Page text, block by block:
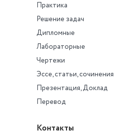
Практика
Решение задач
Дипломные
Лабораторные
Чертежи
Эссе, статьи, сочинения
Презентация, Доклад
Перевод
Контакты